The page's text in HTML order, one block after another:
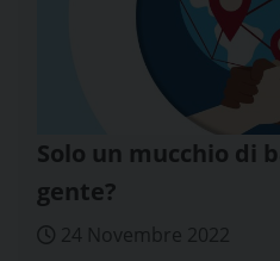
Solo un mucchio di
gente?
24 Novembre 2022